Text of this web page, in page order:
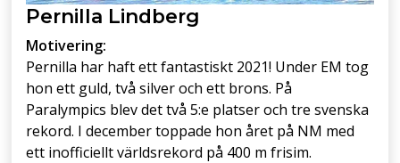
Pernilla Lindberg
Motivering:
Pernilla har haft ett fantastiskt 2021! Under EM tog
hon ett guld, två silver och ett brons. På
Paralympics blev det två 5:e platser och tre svenska
rekord. I december toppade hon året på NM med
ett inofficiellt världsrekord på 400 m frisim.